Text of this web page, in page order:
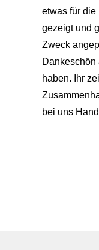
etwas für die
gezeigt und
Zweck
Dankeschön
haben. Ihr
bei uns